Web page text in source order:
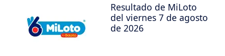
Resultado de MiLoto
del viernes 7 de agosto
de 2026